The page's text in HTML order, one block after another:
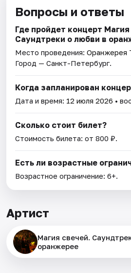
Вопросы и ответы
Где пройдет концерт
Саундтреки о любви в
Место проведения:Оранжерея
Город — Санкт-Петербург.
Когда запланирован
Дата и время: 12 июля 2026 •
Сколько стоит билет?
Стоимость билета: от 800 ₽.
Есть ли возрастные
Возрастное ограничение: 6+.
Артист
Магия свечей.
оранжерее